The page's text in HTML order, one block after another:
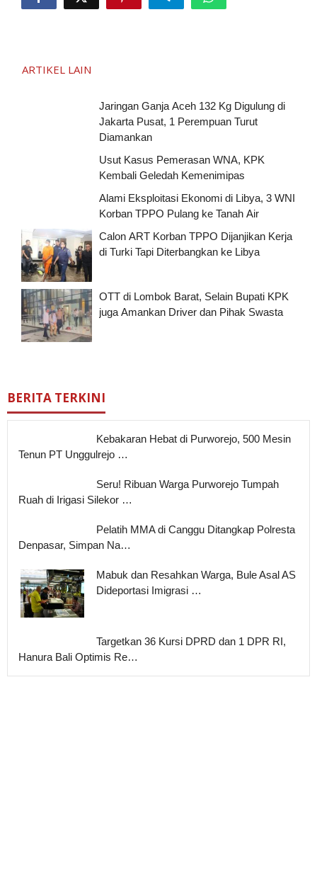
ARTIKEL LAIN
Jaringan Ganja Aceh 132 Kg Digulung di
Jakarta Pusat, 1 Perempuan Turut
Diamankan
Usut Kasus Pemerasan WNA, KPK
Kembali Geledah Kemenimipas
Alami Eksploitasi Ekonomi di Libya, 3 WNI
Korban TPPO Pulang ke Tanah Air
Calon ART Korban TPPO Dijanjikan Kerja
di Turki Tapi Diterbangkan ke Libya
OTT di Lombok Barat, Selain Bupati KPK
juga Amankan Driver dan Pihak Swasta
BERITA TERKINI
Kebakaran Hebat di Purworejo, 500 Mesin
Tenun PT Unggulrejo …
Seru! Ribuan Warga Purworejo Tumpah
Ruah di Irigasi Silekor …
Pelatih MMA di Canggu Ditangkap Polresta
Denpasar, Simpan Na…
Mabuk dan Resahkan Warga, Bule Asal AS
Dideportasi Imigrasi …
Targetkan 36 Kursi DPRD dan 1 DPR RI,
Hanura Bali Optimis Re…